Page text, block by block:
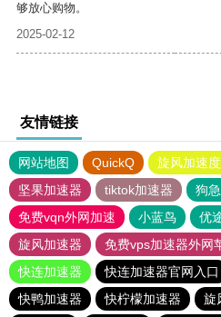
够放心购物。
2025-02-12
友情链接
网站地图 QuickQ 旋风加速
坚果加速器
tiktok加速器
狗
免费vqn外网加速
小蓝鸟 优
旋风加速器
免费vps加速器外网
快连加速器
快连加速器官网入口
快鸭加速器
快柠檬加速器 旋